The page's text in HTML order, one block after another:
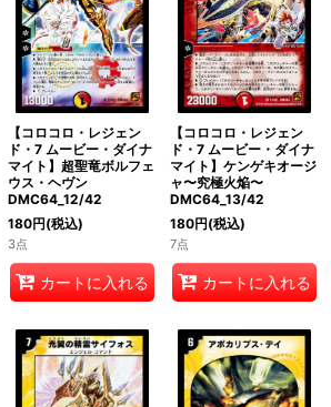
【コロコロ・レジェン
ド・7 ムービー・ダイナ
マイト】超聖竜ボルフェ
ウス・ヘヴン
DMC64_12/42
180円(税込)
3点
カートに入れる
【コロコロ・レジェン
ド・7 ムービー・ダイナ
マイト】ケンゲキオージ
ャ〜究極火焔〜
DMC64_13/42
180円(税込)
7点
カートに入れる